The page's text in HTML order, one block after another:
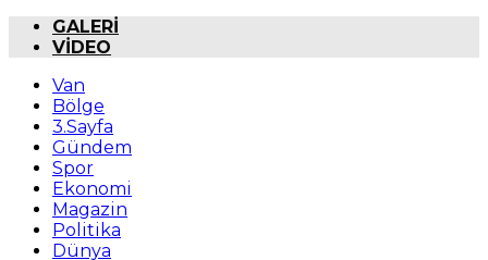
GALERİ
VİDEO
Van
Bölge
3.Sayfa
Gündem
Spor
Ekonomi
Magazin
Politika
Dünya